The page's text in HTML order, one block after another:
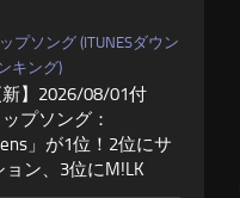
プソング (ITUNESダウン
キング)
新】2026/08/01付
プソング：
」が1位！2位にサ
ョン、3位にM!LK